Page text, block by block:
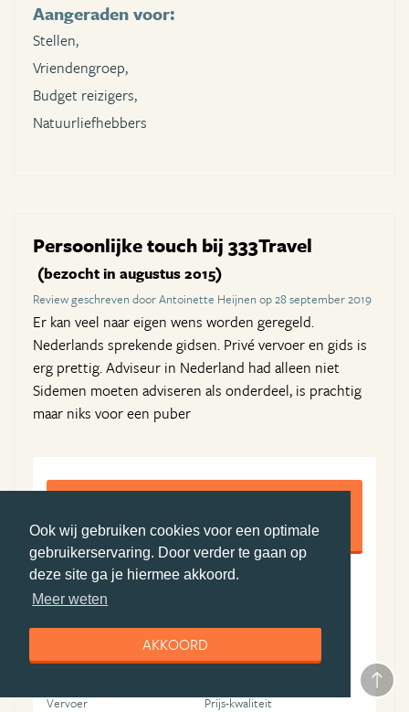
Ook wij gebruiken cookies voor een optimale
gebruikerservaring. Door verder te gaan op
deze site ga je hiermee akkoord.
Meer weten
AKKOORD
Aangeraden voor:
Stellen,
Vriendengroep,
Budget reizigers,
Natuurliefhebbers
Persoonlijke touch bij 333Travel
(bezocht in augustus 2015)
Review geschreven door Antoinette Heijnen op 28 september 2019
Er kan veel naar eigen wens worden geregeld.
Nederlands sprekende gidsen. Privé vervoer en gids is
erg prettig. Adviseur in Nederland had alleen niet
Sidemen moeten adviseren als onderdeel, is prachtig
maar niks voor een puber
8,5
9
Reisleiding
8
Accommodatie(s)
Vervoer Prijs-kwaliteit